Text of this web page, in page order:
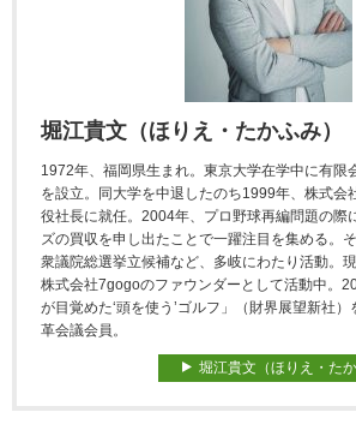
堀江貴文（ほりえ・たかふみ）
1972年、福岡県生まれ。東京大学在学中に有限
を設立。同大学を中退したのち1999年、株式会
役社長に就任。2004年、プロ野球再編問題の際
ズの買収を申し出たことで一躍注目を集める。
衆議院総選挙立候補など、多岐にわたり活動。
株式会社7gogoのファウンダーとして活動中。
が目覚めた‘頭を使う’ゴルフ」（財界展望新社
革会議会員。
堀江貴文（ほりえ・た